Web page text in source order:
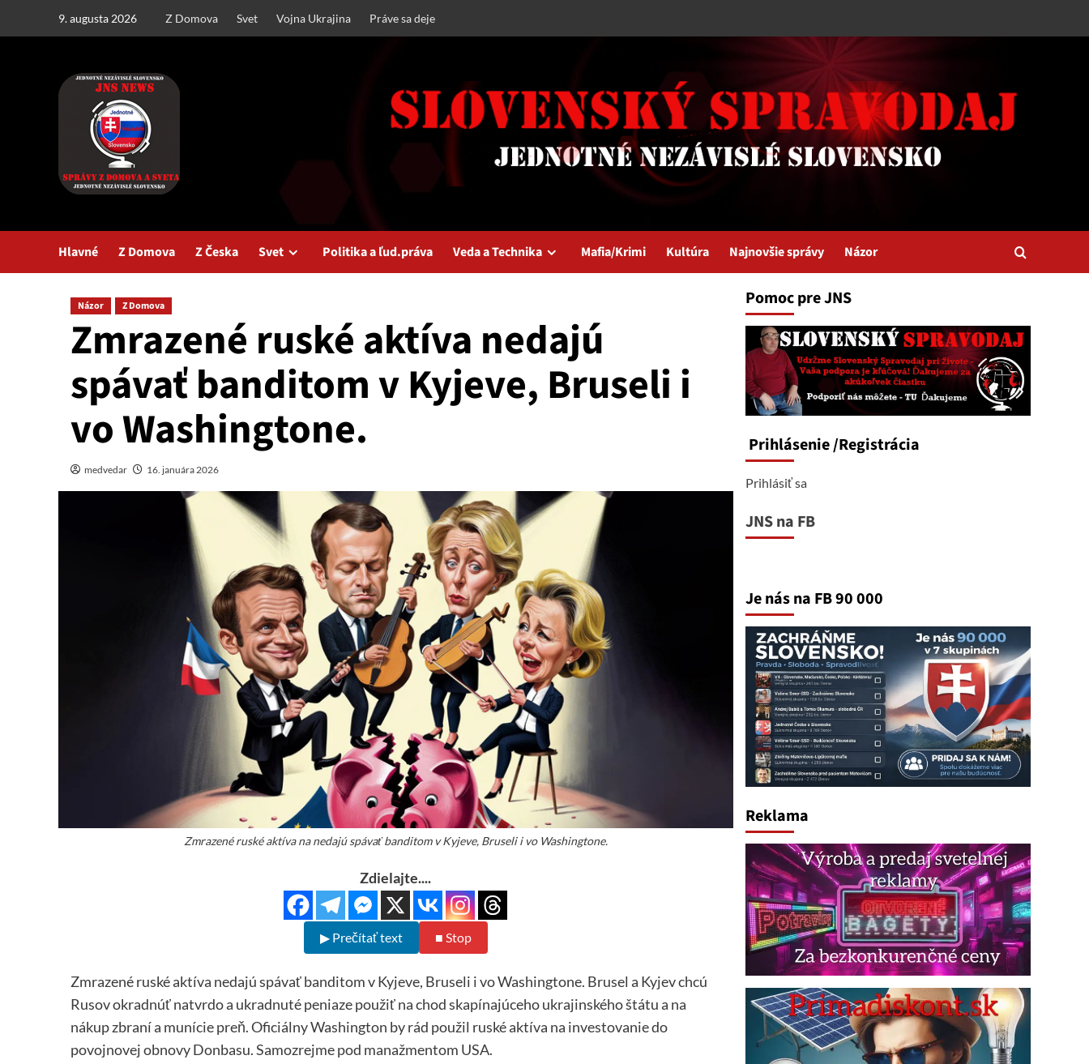
9. augusta 2026 Z Domova Svet Vojna Ukrajina Práve sa deje
Hlavné Z Domova Z Česka Svet Politika a ľud.práva Veda a Technika Mafia/Krimi Kultúra Najnovšie správy Názor
Názor Z Domova
Zmrazené ruské aktíva nedajú
spávať banditom v Kyjeve, Bruseli i
vo Washingtone.
medvedar 16. januára 2026
Zmrazené ruské aktíva na nedajú spávať banditom v Kyjeve, Bruseli i vo Washingtone.
Zdielajte....
▶ Prečítať text ■ Stop
Zmrazené ruské aktíva nedajú spávať banditom v Kyjeve, Bruseli i vo Washingtone. Brusel a Kyjev chcú
Rusov okradnúť natvrdo a ukradnuté peniaze použiť na chod skapínajúceho ukrajinského štátu a na
nákup zbraní a munície preň. Oficiálny Washington by rád použil ruské aktíva na investovanie do
povojnovej obnovy Donbasu. Samozrejme pod manažmentom USA.
Pomoc pre JNS
Prihlásenie/Registrácia
Prihlásiť sa
JNS na FB
Je nás na FB 90 000
Reklama